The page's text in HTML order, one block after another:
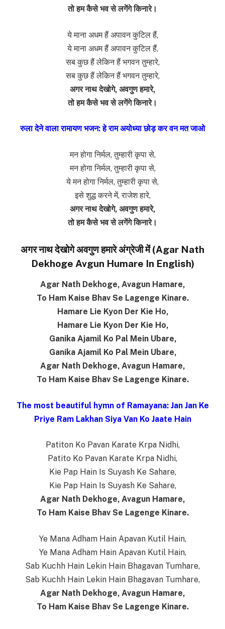
तो हम कैसे भव से लगेंगे किनारे।
ये माना अधम हैं अपावन कुटिल हैं,
ये माना अधम हैं अपावन कुटिल हैं,
सब कुछ हैं लेकिन हैं भगवन तुम्हारे,
सब कुछ हैं लेकिन हैं भगवन तुम्हारे,
अगर नाथ देखोगे, अवगुण हमारे,
तो हम कैसे भव से लगेंगे किनारे।
रुला देने वाला रामायण भजन: हे राम अयोध्या छोड़ कर वन मत जाओ
मन होगा निर्मल, तुम्हारी कृपा से,
मन होगा निर्मल, तुम्हारी कृपा से,
ये मन होगा निर्मल, तुम्हारी कृपा से,
इसे शुद्ध करने में, राजेश हारे,
अगर नाथ देखोगे, अवगुण हमारे,
तो हम कैसे भव से लगेंगे किनारे।
अगर नाथ देखोगे अवगुण हमारे अंग्रेजी में (Agar Nath
Dekhoge Avgun Humare In English)
Agar Nath Dekhoge, Avagun Hamare,
To Ham Kaise Bhav Se Lagenge Kinare.
Hamare Lie Kyon Der Kie Ho,
Hamare Lie Kyon Der Kie Ho,
Ganika Ajamil Ko Pal Mein Ubare,
Ganika Ajamil Ko Pal Mein Ubare,
Agar Nath Dekhoge, Avagun Hamare,
To Ham Kaise Bhav Se Lagenge Kinare.
The most beautiful hymn of Ramayana: Jan Jan Ke
Priye Ram Lakhan Siya Van Ko Jaate Hain
Patiton Ko Pavan Karate Krpa Nidhi,
Patito Ko Pavan Karate Krpa Nidhi,
Kie Pap Hain Is Suyash Ke Sahare,
Kie Pap Hain Is Suyash Ke Sahare,
Agar Nath Dekhoge, Avagun Hamare,
To Ham Kaise Bhav Se Lagenge Kinare.
Ye Mana Adham Hain Apavan Kutil Hain,
Ye Mana Adham Hain Apavan Kutil Hain,
Sab Kuchh Hain Lekin Hain Bhagavan Tumhare,
Sab Kuchh Hain Lekin Hain Bhagavan Tumhare,
Agar Nath Dekhoge, Avagun Hamare,
To Ham Kaise Bhav Se Lagenge Kinare.